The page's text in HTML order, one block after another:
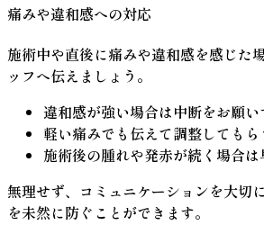
痛みや違和感への対応
施術中や直後に痛みや違和感を感じた
ッフへ伝えましょう。
違和感が強い場合は中断をお願い
軽い痛みでも伝えて調整してもら
施術後の腫れや発赤が続く場合は
無理せず、コミュニケーションを大切
を未然に防ぐことができます。